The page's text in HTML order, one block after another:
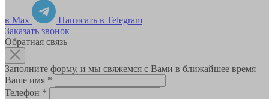
в Max
Написать в Telegram
Заказать звонок
Обратная связь
Заполните форму, и мы свяжемся с Вами в ближайшее время
Ваше имя *
Телефон *